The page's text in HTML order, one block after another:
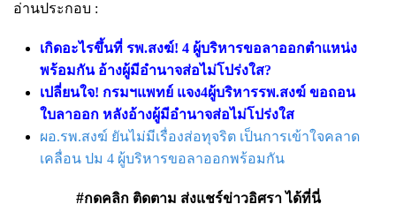
อ่านประกอบ :
เกิดอะไรขึ้นที่ รพ.สงฆ์! 4 ผู้บริหารขอลาออกตำแหน่ง
พร้อมกัน อ้างผู้มีอำนาจส่อไม่โปร่งใส?
เปลี่ยนใจ! กรมฯแพทย์ แจง4ผู้บริหารรพ.สงฆ์ ขอถอน
ใบลาออก หลังอ้างผู้มีอำนาจส่อไม่โปร่งใส
ผอ.รพ.สงฆ์ ยันไม่มีเรื่องส่อทุจริต เป็นการเข้าใจคลาด
เคลื่อน ปม 4 ผู้บริหารขอลาออกพร้อมกัน
#กดคลิก ติดตาม ส่งแชร์ข่าวอิศรา ได้ที่นี่